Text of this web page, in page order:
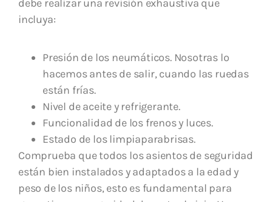
debe realizar una revisión exhaustiva que
incluya:
Presión de los neumáticos. Nosotras lo
hacemos antes de salir, cuando las ruedas
están frías.
Nivel de aceite y refrigerante.
Funcionalidad de los frenos y luces.
Estado de los limpiaparabrisas.
Comprueba que todos los asientos de seguridad
están bien instalados y adaptados a la edad y
peso de los niños, esto es fundamental para